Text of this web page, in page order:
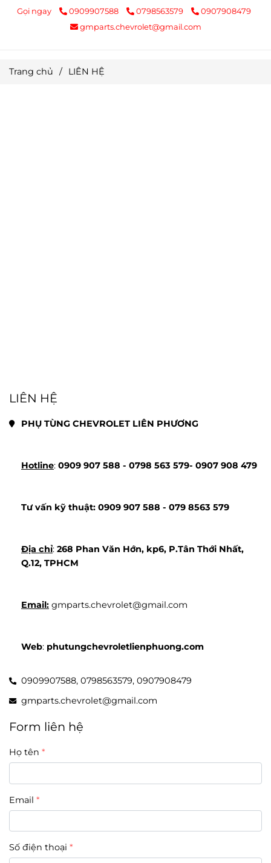
Gọi ngay 0909907588 0798563579
0907908479
gmparts.chevrolet@gmail.com
Trang chủ / LIÊN HỆ
LIÊN HỆ
PHỤ TÙNG CHEVROLET LIÊN PHƯƠNG
Hotline: 0909 907 588 - 0798 563 579- 0907 908 479
Tư vấn kỹ thuật: 0909 907 588 - 079 8563 579
Địa chỉ: 268 Phan Văn Hớn, kp6, P.Tân Thới Nhất,
Q.12, TPHCM
Email: gmparts.chevrolet@gmail.com
Web: phutungchevroletlienphuong.com
0909907588, 0798563579, 0907908479
gmparts.chevrolet@gmail.com
Form liên hệ
Họ tên
Email
Số điện thoại